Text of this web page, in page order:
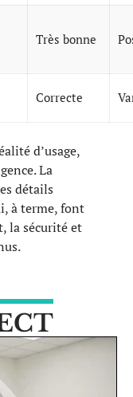
Très bonne
Correcte
d’usage,
La
détails
à terme, font
la sécurité et